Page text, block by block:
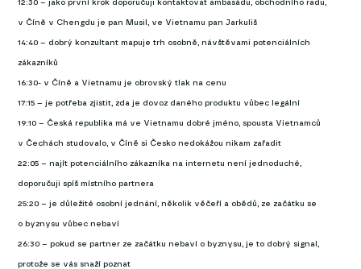
12:30 – jako první krok doporučuji kontaktovat ambasádu, obchodního radu,
v Číně v Chengdu je pan Musil, ve Vietnamu pan Jarkuliš
14:40 – dobrý konzultant mapuje trh osobně, návštěvami potenciálních
zákazníků
16:30- v Číně a Vietnamu je obrovský tlak na cenu
17:15 – je potřeba zjistit, zda je dovoz daného produktu vůbec legální
19:10 – Česká republika má ve Vietnamu dobré jméno, spousta Vietnamců
v Čechách studovalo, v Číně si Česko nedokážou nikam zařadit
22:05 – najít potenciálního zákazníka na internetu není jednoduché,
doporučuji spíš místního partnera
25:20 – je důležité osobní jednání, několik věčeří a obědů, ze začátku se
o byznysu vůbec nebaví
26:30 – pokud se partner ze začátku nebaví o byznysu, je to dobrý signal,
protože se vás snaží poznat